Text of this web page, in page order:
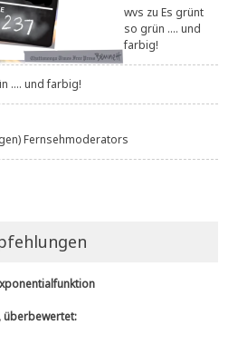
wvs zuEs grünt
so grün .... und
farbig!
.... und farbig!
Fernsehmoderators